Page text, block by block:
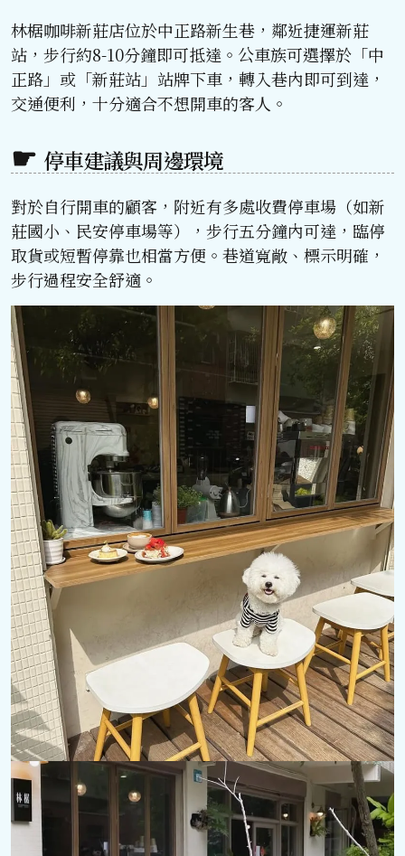
林椐咖啡新莊店位於中正路新生巷，鄰近捷運新莊
站，步行約8-10分鐘即可抵達。公車族可選擇於「中
正路」或「新莊站」站牌下車，轉入巷內即可到達，
交通便利，十分適合不想開車的客人。
停車建議與周邊環境
對於自行開車的顧客，附近有多處收費停車場（如新
莊國小、民安停車場等），步行五分鐘內可達，臨停
取貨或短暫停靠也相當方便。巷道寬敞、標示明確，
步行過程安全舒適。